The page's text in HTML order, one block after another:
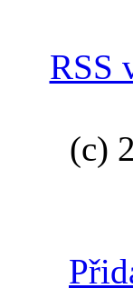
RSS
(c)